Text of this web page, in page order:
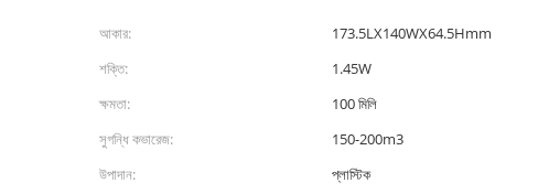
আকার: 173.5LX140WX64.5Hmm
শক্তি:
1.45W
ক্ষমতা:
100 মিলি
সুগন্ধি কভারেজ:
150-200m3
উপাদান:
প্লাস্টিক